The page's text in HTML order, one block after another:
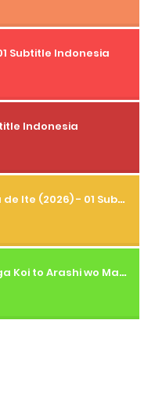
Subtitle Indonesia
Indonesia
Meitantei no Mama de Ite (2026) - 01 Subtitle Indonesia
Natsuiro no Kumo ga Koi to Arashi wo Makiokosu (2026) - 01 Subtitle Indonesia